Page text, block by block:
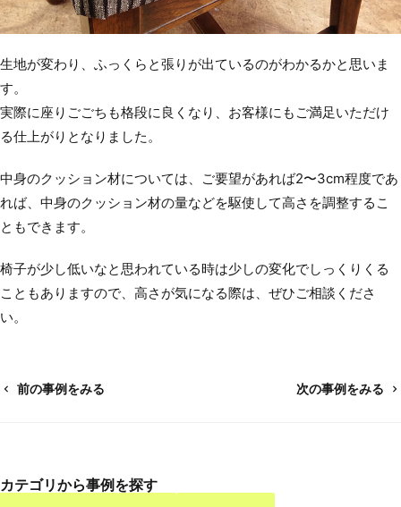
生地が変わり、ふっくらと張りが出ているのがわかるかと思いま
す。
実際に座りごごちも格段に良くなり、お客様にもご満足いただけ
る仕上がりとなりました。
中身のクッション材については、ご要望があれば2〜3cm程度であ
れば、中身のクッション材の量などを駆使して高さを調整するこ
ともできます。
椅子が少し低いなと思われている時は少しの変化でしっくりくる
こともありますので、高さが気になる際は、ぜひご相談くださ
い。
前の事例をみる 次の事例をみる
カテゴリから事例を探す